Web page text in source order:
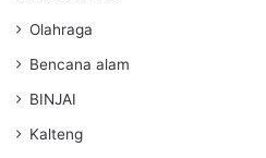
Olahraga
Bencana alam
BINJAI
Kalteng